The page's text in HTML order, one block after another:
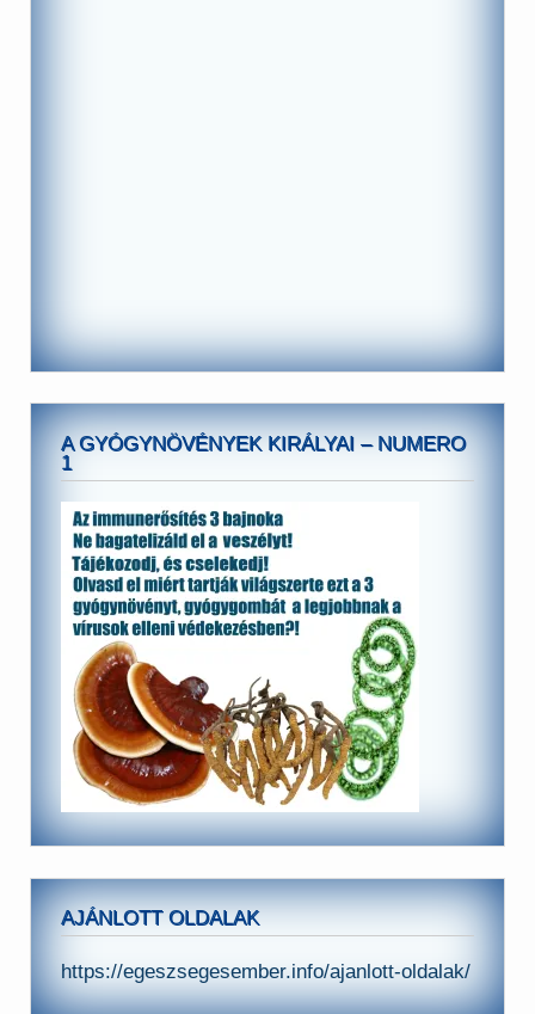
A GYÓGYNÖVÉNYEK KIRÁLYAI – NUMERO
1
AJÁNLOTT OLDALAK
https://egeszsegesember.info/ajanlott-oldalak/